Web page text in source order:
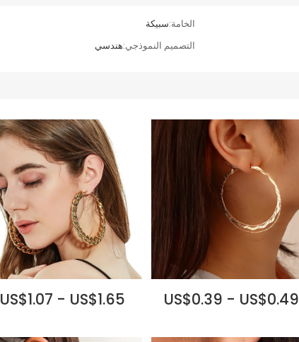
الخامة:سبيكة
التصميم النموذجي:هندسي
US$0.39 - US$0.49
US$1.07 - US$1.65